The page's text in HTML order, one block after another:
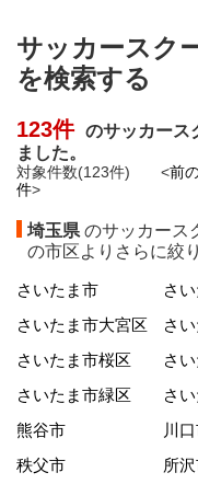
サッカースク
を検索する
123件 のサッカース
ました。
対象件数(123件) <前
件>
埼玉県 のサッカース
の市区よりさらに絞
さいたま市 さ
さいたま市大宮区
さ
さいたま市桜区
さ
さいたま市緑区
さ
熊谷市
川
秩父市
所